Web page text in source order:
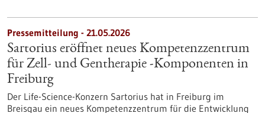
Pressemitteilung - 21.05.2026
Sartorius eröffnet neues Kompetenzzentrum
für Zell- und Gentherapie ‑Komponenten in
Freiburg
Der Life-Science-Konzern Sartorius hat in Freiburg im
Breisgau ein neues Kompetenzzentrum für die Entwicklung